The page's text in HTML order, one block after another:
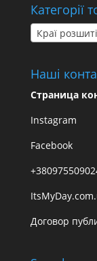
Категорії
Краї розшиті
Наші
Страница
Instagram
Facebook
Договор